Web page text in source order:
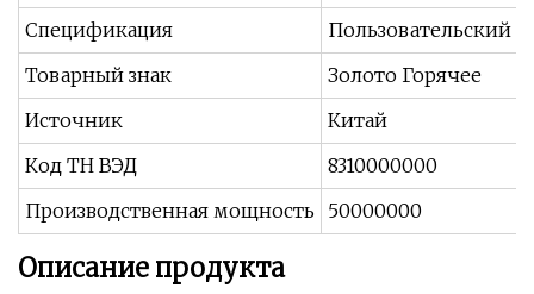
Спецификация
Пользовательский
Товарный знак
Золото Горячее
Источник
Китай
Код ТН ВЭД
8310000000
Производственная мощность
50000000
Описание продукта